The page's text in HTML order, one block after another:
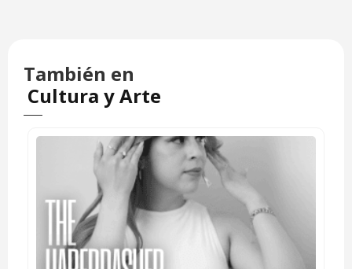
También en
Cultura y Arte